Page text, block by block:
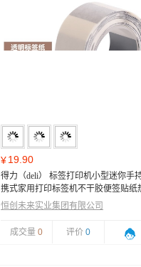
¥19.90
得力（deli） 标签打印机小型迷你手
携式家用打印标签机不干胶便签贴纸
敏打价格机可连手机蓝牙 Q1/Q2/Q3
恒创未来实业集团有限公司
成交量 0 评价 0